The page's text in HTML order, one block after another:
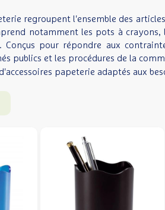
regroupent l'ensemble des
notamment les pots à crayons,
Conçus pour répondre aux
publics et les procédures de la
papeterie adaptés aux